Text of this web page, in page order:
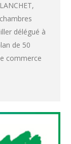
délégué à
de 50
commerce